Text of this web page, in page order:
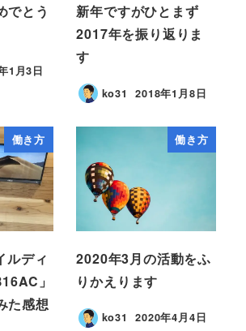
でとう
1月3日
新年ですがひとまず
2017年を振り返りま
す
ko31 2018年1月8日
働き方
ルディ
」
た感想
働き方
2020年3月の活動をふ
りかえります
ko31 2020年4月4日